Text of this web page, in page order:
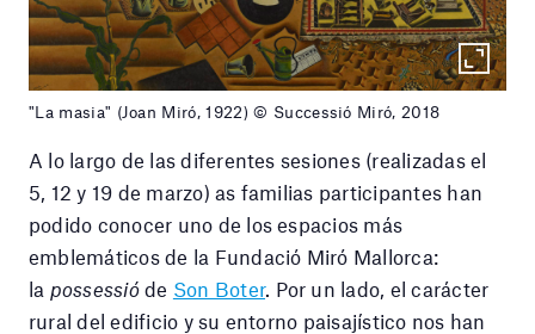
"La masia" (Joan Miró, 1922) © Successió Miró, 2018
A lo largo de las diferentes sesiones (realizadas el
5, 12 y 19 de marzo) as familias participantes han
podido conocer uno de los espacios más
emblemáticos de la Fundació Miró Mallorca:
la possessióde Son Boter. Por un lado, el carácter
rural del edificio y su entorno paisajístico nos han